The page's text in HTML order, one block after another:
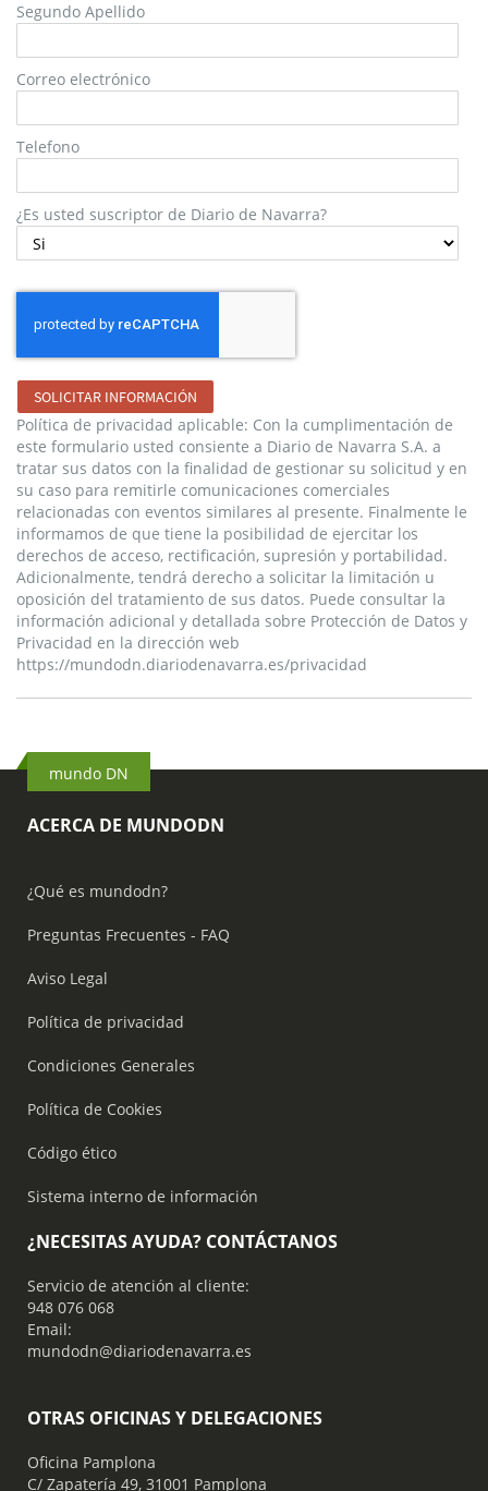
Segundo Apellido
Correo electrónico
Telefono
¿Es usted suscriptor de Diario de Navarra?
SOLICITAR INFORMACIÓN
Política de privacidad aplicable: Con la cumplimentación de
este formulario usted consiente a Diario de Navarra S.A. a
tratar sus datos con la finalidad de gestionar su solicitud y en
su caso para remitirle comunicaciones comerciales
relacionadas con eventos similares al presente. Finalmente le
informamos de que tiene la posibilidad de ejercitar los
derechos de acceso, rectificación, supresión y portabilidad.
Adicionalmente, tendrá derecho a solicitar la limitación u
oposición del tratamiento de sus datos. Puede consultar la
información adicional y detallada sobre Protección de Datos y
Privacidad en la dirección web
https://mundodn.diariodenavarra.es/privacidad
mundo DN
ACERCA DE MUNDODN
¿Qué es mundodn?
Preguntas Frecuentes - FAQ
Aviso Legal
Política de privacidad
Condiciones Generales
Política de Cookies
Código ético
Sistema interno de información
¿NECESITAS AYUDA? CONTÁCTANOS
Servicio de atención al cliente:
948 076 068
Email:
mundodn@diariodenavarra.es
OTRAS OFICINAS Y DELEGACIONES
Oficina Pamplona
C/ Zapatería 49, 31001 Pamplona